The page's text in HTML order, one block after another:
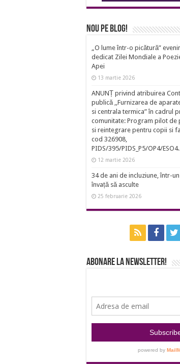
Nou pe Blog!
„O lume într-o picătură”
dedicat Zilei Mondiale a
Apei
13 martie 2026
ANUNȚ privind atribuirea
publică ,,Furnizarea de
si centrala termica” în cadrul
comunitate: Program pilot de
si reintegrare pentru copii si
cod 326908,
PIDS/395/PIDS_P5/OP4/
12 martie 2026
34 de ani de incluziune, într-
învață să asculte
25 februarie 2026
Abonare la newsletter!